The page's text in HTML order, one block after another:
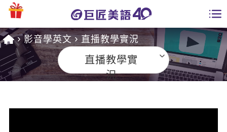
課程總覽
學員專區
影音學英文 直播教學實況
直播教學實
況